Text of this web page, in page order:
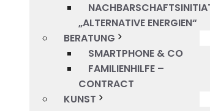
„ALTERNATIVE ENERGIEN“
BERATUNG
SMARTPHONE & CO
FAMILIENHILFE –
CONTRACT
KUNST